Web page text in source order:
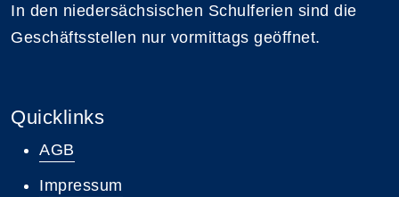
In den niedersächsischen Schulferien sind die
Geschäftsstellen nur vormittags geöffnet.
Quicklinks
AGB
Impressum